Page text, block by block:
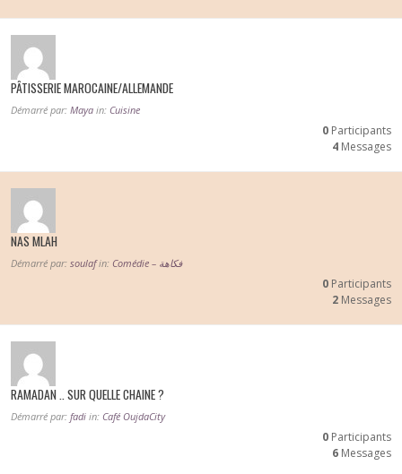
PÂTISSERIE MAROCAINE/ALLEMANDE
Démarré par: Maya in: Cuisine
0 Participants
4 Messages
NAS MLAH
Démarré par: soulaf in: Comédie – فكاهة
0 Participants
2 Messages
RAMADAN .. SUR QUELLE CHAINE ?
Démarré par: fadi in: Café OujdaCity
0 Participants
6 Messages